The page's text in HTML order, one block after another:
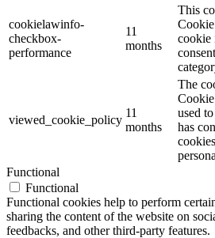
cookielawinfo-
checkbox-
performance
11
months
This
cookie
viewed_cookie_policy
11
months
The
used
has
Functional
Functional
Functional cookies help to perform
sharing the content of the website on
feedbacks, and other third-party features.